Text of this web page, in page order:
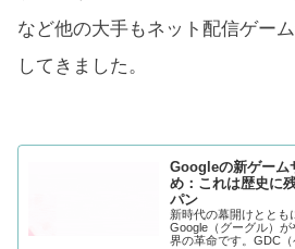
など他の大手もネット配信ゲー
してきました。
Googleの新ゲーム
め：これは歴史に
パン
新時代の幕開けととも
Google（グーグル）
界の革命です。GDC